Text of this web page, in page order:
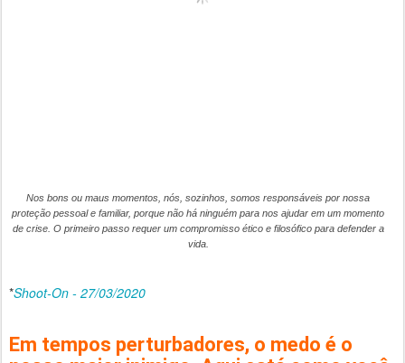
Nos bons ou maus momentos, nós, sozinhos, somos responsáveis ​​por nossa
proteção pessoal e familiar, porque não há ninguém para nos ajudar em um momento
de crise. O primeiro passo requer um compromisso ético e filosófico para defender a
vida.
*Shoot-On - 27/03/2020
Em tempos perturbadores, o medo é o